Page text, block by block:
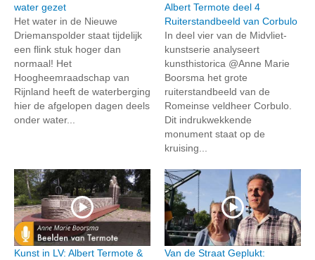
water gezet
Het water in de Nieuwe
Driemanspolder staat tijdelijk
een flink stuk hoger dan
normaal! Het
Hoogheemraadschap van
Rijnland heeft de waterberging
hier de afgelopen dagen deels
onder water...
Albert Termote deel 4
Ruiterstandbeeld van Corbulo
In deel vier van de Midvliet-
kunstserie analyseert
kunsthistorica @Anne Marie
Boorsma het grote
ruiterstandbeeld van de
Romeinse veldheer Corbulo.
Dit indrukwekkende
monument staat op de
kruising...
Kunst in LV: Albert Termote &
Van de Straat Geplukt: